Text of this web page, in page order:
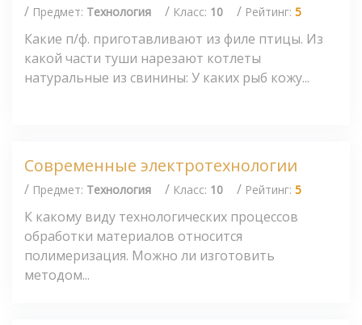
/ Предмет: Технология / Класс: 10 / Рейтинг: 5
Какие п/ф. приготавливают из филе птицы. Из
какой части туши нарезают котлеты
натуральные из свинины: У каких рыб кожу...
Современные электротехнологии
/ Предмет: Технология / Класс: 10 / Рейтинг: 5
К какому виду технологических процессов
обработки материалов относится
полимеризация. Можно ли изготовить
методом...